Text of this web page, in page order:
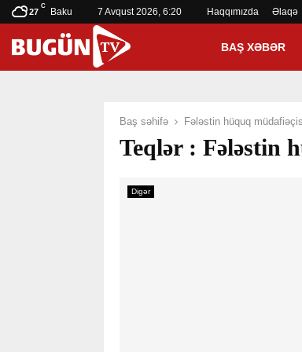
27
C
Baku 7 Avqust 2026, 6:20 Haqqımızda Əlaqə
BAŞ XƏBƏR
Baş səhifə Fələstin hüquq
Teqlər : Fələstin
Digər